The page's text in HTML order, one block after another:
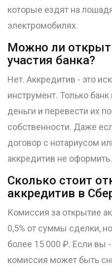
которые ездят на
электромобилях.
Можно ли
участия банка?
Нет. Аккредитив - это
инструмент. Только
деньги и перевести их
собственности. Даже
договор с нотариусом
аккредитив не оформить.
Сколько стоит
аккредитив в
Комиссия за открытие
0,5% от суммы сделки,
более 15 000 ₽. Если вы
комиссия может быть